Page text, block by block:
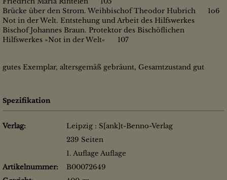
Brücke über den Strom. Weihbischof Theodor Hubrich 1o6
Not in der Welt. Entstehung und Arbeit des Hilfswerkes
Bischof Johannes Braun. Protektor des Bischöflichen
Hilfswerkes »Not in der Welt« 107
gutes Exemplar, altersgemäß gebräunt, Gesamtzustand gut
Spezifikation
Verlag:
Leipzig : S[ank]t-Benno-Verlag
239 Seiten
1. Auflage Auflage
Artikelnummer:
B00072649